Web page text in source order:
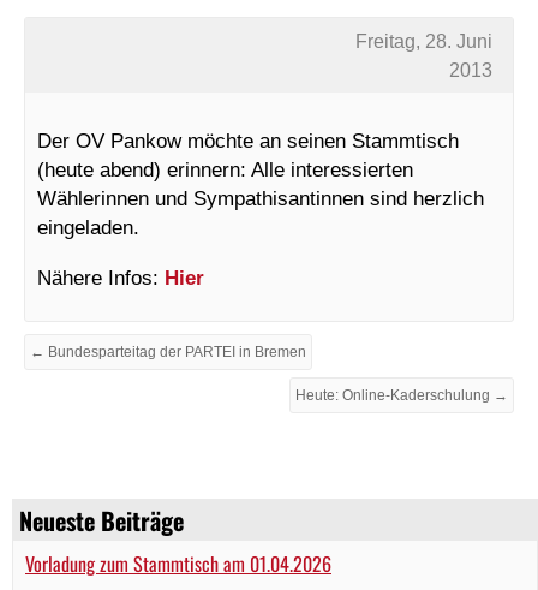
Neueste Beiträge
Vorladung zum Stammtisch am 01.04.2026
Freitag, 28. Juni
2013
Der OV Pankow möchte an seinen Stammtisch
(heute abend) erinnern: Alle interessierten
Wählerinnen und Sympathisantinnen sind herzlich
eingeladen.
Nähere Infos: Hier
← Bundesparteitag der PARTEI in Bremen
Heute: Online-Kaderschulung →